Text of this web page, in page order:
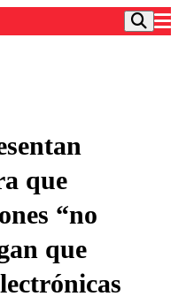
medios
que
“no
que